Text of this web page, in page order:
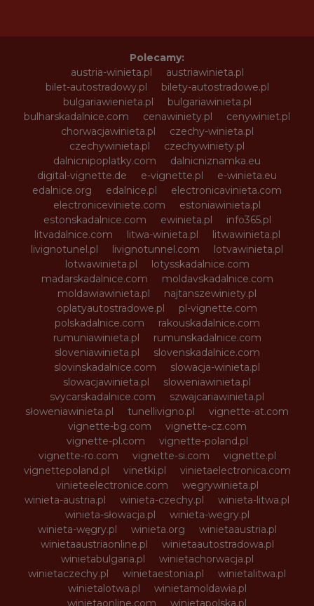
Polecamy:
austria-winieta.pl
austriawinieta.pl
bilet-autostradowy.pl
bilety-autostradowe.pl
bulgariawienieta.pl
bulgariawinieta.pl
bulharskadalnice.com
cenawiniety.pl
cenywiniet.pl
chorwacjawinieta.pl
czechy-winieta.pl
czechywinieta.pl
czechywiniety.pl
dalnicnipoplatky.com
dalnicniznamka.eu
digital-vignette.de
e-vignette.pl
e-winieta.eu
edalnice.org
edalnice.pl
electronicavinieta.com
electroniceviniete.com
estoniawinieta.pl
estonskadalnice.com
ewinieta.pl
info365.pl
litvadalnice.com
litwa-winieta.pl
litwawinieta.pl
livignotunel.pl
livignotunnel.com
lotvawinieta.pl
lotwawinieta.pl
lotysskadalnice.com
madarskadalnice.com
moldavskadalnice.com
moldawiawinieta.pl
najtanszewiniety.pl
oplatyautostradowe.pl
pl-vignette.com
polskadalnice.com
rakouskadalnice.com
rumuniawinieta.pl
rumunskadalnice.com
sloveniawinieta.pl
slovenskadalnice.com
slovinskadalnice.com
slowacja-winieta.pl
slowacjawinieta.pl
sloweniawinieta.pl
svycarskadalnice.com
szwajcariawinieta.pl
słoweniawinieta.pl
tunellivigno.pl
vignette-at.com
vignette-bg.com
vignette-cz.com
vignette-pl.com
vignette-poland.pl
vignette-ro.com
vignette-si.com
vignette.pl
vignettepoland.pl
vinetki.pl
vinietaelectronica.com
vinieteelectronice.com
wegrywinieta.pl
winieta-austria.pl
winieta-czechy.pl
winieta-litwa.pl
winieta-słowacja.pl
winieta-wegry.pl
winieta-węgry.pl
winieta.org
winietaaustria.pl
winietaaustriaonline.pl
winietaautostradowa.pl
winietabulgaria.pl
winietachorwacja.pl
winietaczechy.pl
winietaestonia.pl
winietalitwa.pl
winietalotwa.pl
winietamoldawia.pl
winietaonline.com
winietapolska.pl